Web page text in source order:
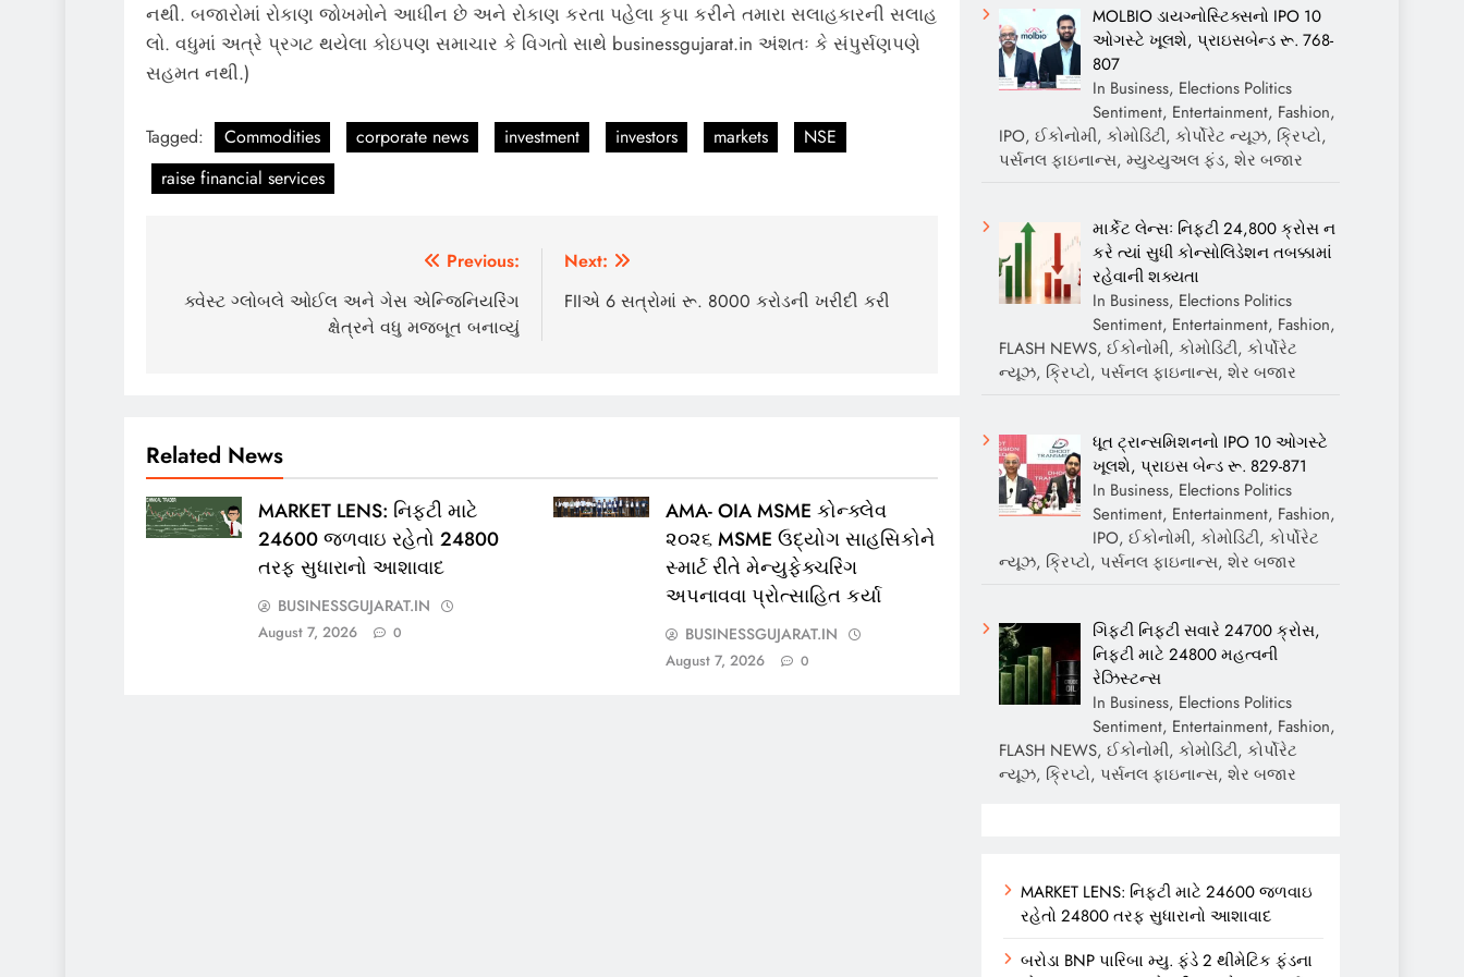
નથી. બજારોમાં રોકાણ જોખમોને આધીન છે અને રોકાણ કરતા પહેલા કૃપા કરીને તમારા સલાહકારની સલાહ
લો. વધુમાં અત્રે પ્રગટ થયેલા કોઇપણ સમાચાર કે વિગતો સાથે businessgujarat.in અંશતઃ કે સંપુર્સણપણે
સહમત નથી.)
Tagged: Commodities corporate news investment investors markets
NSE
raise financial services
navigation
Previous:
ક્વેસ્ટ ગ્લોબલે ઓઈલ અને ગેસ એન્જિનિયરિંગ
ક્ષેત્રને વધુ મજબૂત બનાવ્યું
Next:
FIIએ 6 સત્રોમાં રૂ. 8000 કરોડની ખરીદી કરી
Related News
MARKET LENS: નિફ્ટી માટે
24600 જળવાઇ રહેતો 24800
તરફ સુધારાનો આશાવાદ
BUSINESSGUJARAT.IN
August 7, 2026 0
AMA- OIA MSME કોન્ક્લેવ
૨૦૨૬ MSME ઉદ્યોગ સાહસિકોને
સ્માર્ટ રીતે મેન્યુફેક્ચરિંગ
અપનાવવા પ્રોત્સાહિત કર્યા
BUSINESSGUJARAT.IN
August 7, 2026 0
MOLBIO ડાયગ્નોસ્ટિક્સનો IPO 10
ઓગસ્ટે ખૂલશે, પ્રાઇસબેન્ડ રૂ. 768-
807
In Business, Elections Politics
Sentiment, Entertainment, Fashion,
IPO, ઈકોનોમી, કોમોડિટી, કોર્પોરેટ ન્યૂઝ, ક્રિપ્ટો,
પર્સનલ ફાઇનાન્સ, મ્યુચ્યુઅલ ફંડ, શેર બજાર
માર્કેટ લેન્સઃ નિફ્ટી 24,800 ક્રોસ ન
કરે ત્યાં સુધી કોન્સોલિડેશન તબક્કામાં
રહેવાની શક્યતા
In Business, Elections Politics
Sentiment, Entertainment, Fashion,
FLASH NEWS, ઈકોનોમી, કોમોડિટી, કોર્પોરેટ
ન્યૂઝ, ક્રિપ્ટો, પર્સનલ ફાઇનાન્સ, શેર બજાર
ધૂત ટ્રાન્સમિશનનો IPO 10 ઓગસ્ટે
ખૂલશે, પ્રાઇસ બેન્ડ રૂ. 829-871
In Business, Elections Politics
Sentiment, Entertainment, Fashion,
IPO, ઈકોનોમી, કોમોડિટી, કોર્પોરેટ
ન્યૂઝ, ક્રિપ્ટો, પર્સનલ ફાઇનાન્સ, શેર બજાર
ગિફ્ટી નિફ્ટી સવારે 24700 ક્રોસ,
નિફ્ટી માટે 24800 મહત્વની
રેઝિસ્ટન્સ
In Business, Elections Politics
Sentiment, Entertainment, Fashion,
FLASH NEWS, ઈકોનોમી, કોમોડિટી, કોર્પોરેટ
ન્યૂઝ, ક્રિપ્ટો, પર્સનલ ફાઇનાન્સ, શેર બજાર
MARKET LENS: નિફ્ટી માટે 24600 જળવાઇ
રહેતો 24800 તરફ સુધારાનો આશાવાદ
બરોડા BNP પારિબા મ્યુ. ફંડે 2 થીમેટિક ફંડના